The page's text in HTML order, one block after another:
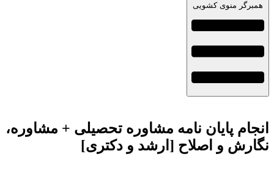
همبرگر منوی کشویی
انجام پایان نامه مشاوره تحصیلی + مشاوره،
نگارش و اصلاح [ارشد و دکتری]